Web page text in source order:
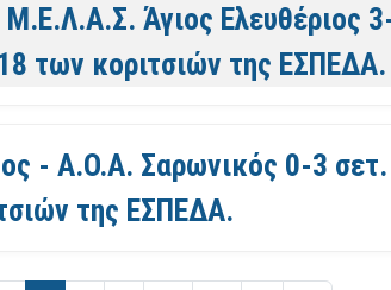
Άγιος Ελευθέριος
των κοριτσιών της ΕΣΠΕΔΑ.
- Α.Ο.Α. Σαρωνικός 0-3 σετ.
της ΕΣΠΕΔΑ.